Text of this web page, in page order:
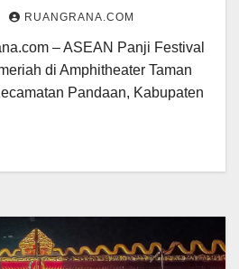
RUANGRANA.COM
– ASEAN Panji Festival
di Amphitheater Taman
Pandaan, Kabupaten